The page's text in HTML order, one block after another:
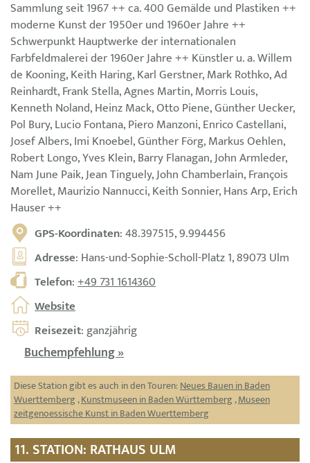
Sammlung seit 1967 ++ ca. 400 Gemälde und Plastiken ++
moderne Kunst der 1950er und 1960er Jahre ++
Schwerpunkt Hauptwerke der internationalen
Farbfeldmalerei der 1960er Jahre ++ Künstler u. a. Willem
de Kooning, Keith Haring, Karl Gerstner, Mark Rothko, Ad
Reinhardt, Frank Stella, Agnes Martin, Morris Louis,
Kenneth Noland, Heinz Mack, Otto Piene, Günther Uecker,
Pol Bury, Lucio Fontana, Piero Manzoni, Enrico Castellani,
Josef Albers, Imi Knoebel, Günther Förg, Markus Oehlen,
Robert Longo, Yves Klein, Barry Flanagan, John Armleder,
Nam June Paik, Jean Tinguely, John Chamberlain, François
Morellet, Maurizio Nannucci, Keith Sonnier, Hans Arp, Erich
Hauser ++
GPS-Koordinaten: 48.397515, 9.994456
Adresse: Hans-und-Sophie-Scholl-Platz 1, 89073 Ulm
Telefon:+49 731 1614360
Website
Reisezeit: ganzjährig
Buchempfehlung »
Diese Station gibt es auch in den Touren:Neues Bauen in Baden
Wuerttemberg ,Kunstmuseen in Baden Württemberg ,Museen
zeitgenoessische Kunst in Baden Wuerttemberg
11. STATION: RATHAUS ULM